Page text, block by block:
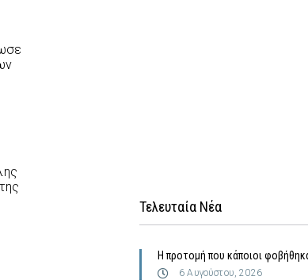
Τελευταία Νέα
Η προτομή που κάποιοι
6 Αυγούστου, 2026